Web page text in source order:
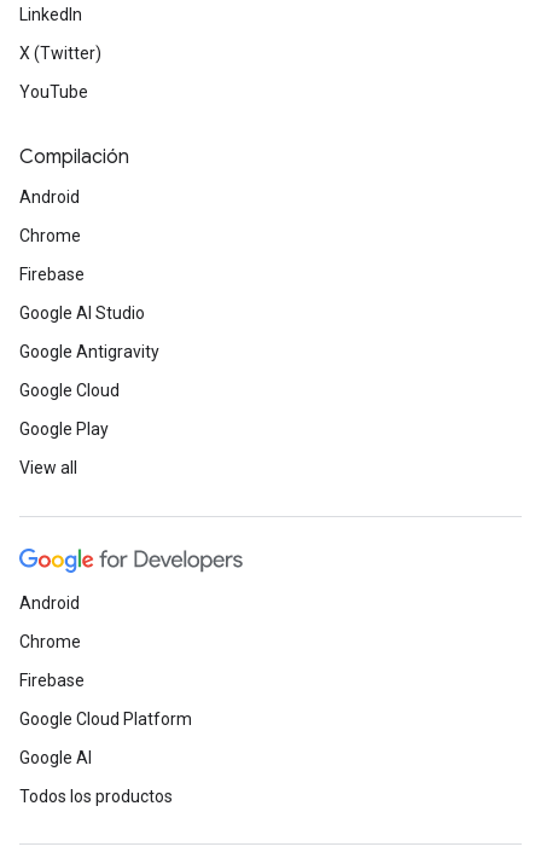
LinkedIn
X (Twitter)
YouTube
Compilación
Android
Chrome
Firebase
Google AI Studio
Google Antigravity
Google Cloud
Google Play
View all
Android
Chrome
Firebase
Google Cloud Platform
Google AI
Todos los productos